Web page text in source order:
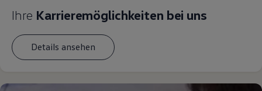
Ihre Karrieremöglichkeiten bei uns
Details ansehen